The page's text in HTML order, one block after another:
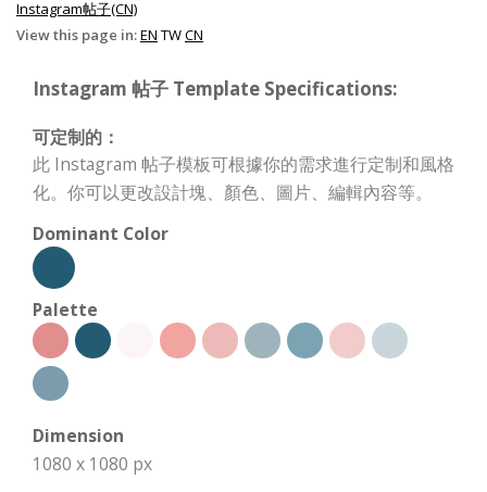
Instagram帖子(CN)
View this page in:EN TWCN
Instagram 帖子 Template Specifications:
可定制的：
此 Instagram 帖子模板可根據你的需求進行定制和風格
化。你可以更改設計塊、顏色、圖片、編輯內容等。
Dominant Color
Palette
Dimension
1080 x 1080 px